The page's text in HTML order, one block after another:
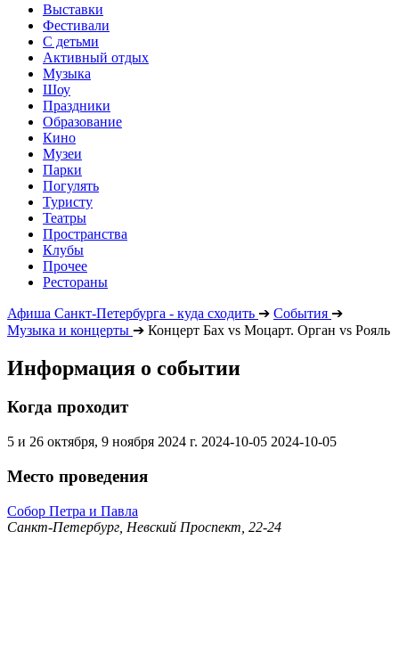
Выставки
Фестивали
С детьми
Активный отдых
Музыка
Шоу
Праздники
Образование
Кино
Музеи
Парки
Погулять
Туристу
Театры
Пространства
Клубы
Прочее
Рестораны
Афиша Санкт-Петербурга - куда сходить ➔ События ➔
Музыка и концерты ➔ Концерт Бах vs Моцарт. Орган vs Рояль
Информация о событии
Когда проходит
5 и 26 октября, 9 ноября 2024 г. 2024-10-05 2024-10-05
Место проведения
Собор Петра и Павла
Санкт-Петербург, Невский Проспект, 22-24